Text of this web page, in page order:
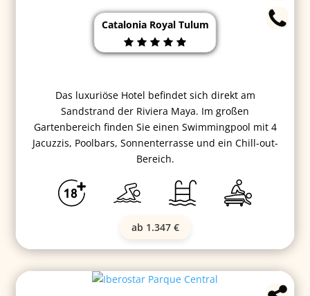
Catalonia Royal Tulum
Das luxuriöse Hotel befindet sich direkt am
Sandstrand der Riviera Maya. Im großen
Gartenbereich finden Sie einen Swimmingpool mit 4
Jacuzzis, Poolbars, Sonnenterrasse und ein Chill-out-
Bereich.
ab 1.347 €